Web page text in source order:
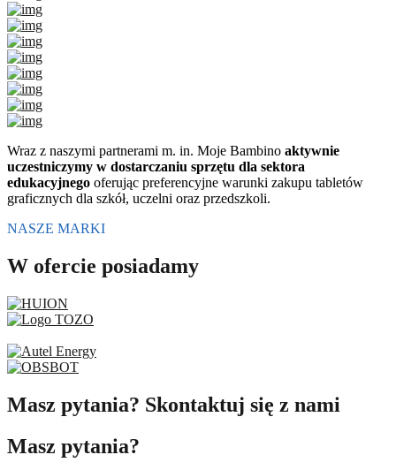
Wraz z naszymi partnerami m. in. Moje Bambino aktywnie
uczestniczymy w dostarczaniu sprzętu dla sektora
edukacyjnego oferując preferencyjne warunki zakupu tabletów
graficznych dla szkół, uczelni oraz przedszkoli.
NASZE MARKI
W ofercie posiadamy
Masz pytania? Skontaktuj się z nami
Masz pytania?